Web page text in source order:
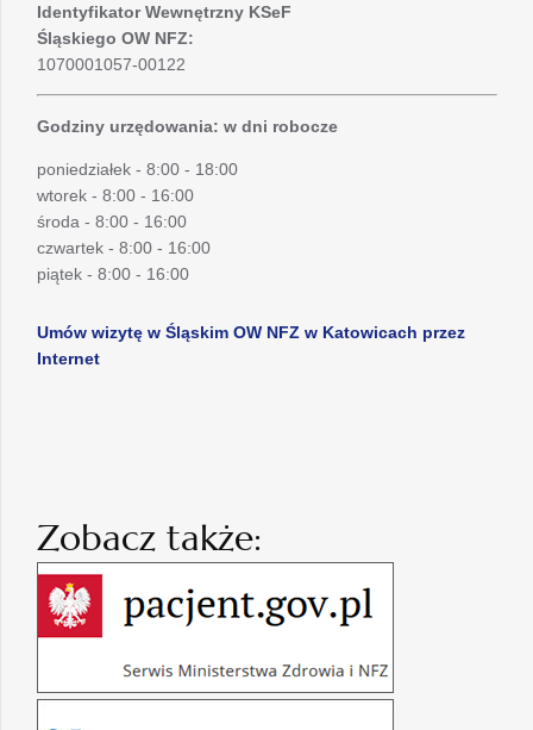
Identyfikator Wewnętrzny KSeF
Śląskiego OW NFZ:
1070001057-00122
Godziny urzędowania: w dni robocze
poniedziałek - 8:00 - 18:00
wtorek - 8:00 - 16:00
środa - 8:00 - 16:00
czwartek - 8:00 - 16:00
piątek - 8:00 - 16:00
Umów wizytę w Śląskim OW NFZ w Katowicach przez
Internet
Zobacz także: